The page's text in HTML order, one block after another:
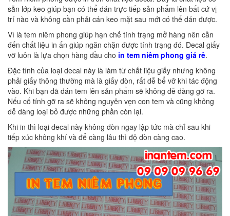
sẵn lớp keo giúp bạn có thể dán trực tiếp sản phẩm lên bất cứ vị
trí nào và không cần phải cán keo mặt sau mới có thể dán được.
Vì là tem niêm phong giúp hạn chế tính trạng mở hàng nên cần
đến chất liệu in ấn giúp ngăn chặn được tính trạng đó. Decal giấy
vỡ luôn là lựa chọn hàng đầu cho in tem niêm phong giá rẻ.
Đặc tính của loại decal này là làm từ chất liệu giấy nhưng không
phải giấy thông thường mà là giấy dòn, rất dễ bể vỡ khi tác động
vào. Khi bạn đã dán tem lên sản phẩm sẽ không dễ dàng gỡ ra.
Nếu cố tính gỡ ra sẽ không nguyên vẹn con tem và cũng không
dễ dàng loại bỏ được những phần còn lại.
Khi in thì loại decal này không dòn ngay lập tức mà chỉ sau khi
tiếp xúc không khí và để càng lâu thì độ dòn càng cao.